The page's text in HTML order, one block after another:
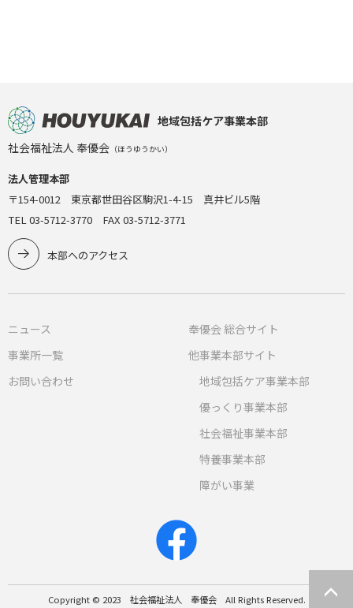
地域包括ケア事業本部
社会福祉法人 奉優会 （ほうゆうかい）
法人管理本部
〒154-0012 東京都世田谷区駒沢1-4-15 真井ビル5階
TEL 03-5712-3770 FAX 03-5712-3771
本部へのアクセス
ニュース
事業所一覧
お問い合わせ
奉優会 総合サイト
他事業本部サイト
地域包括ケア事業本部
優っくり事業本部
社会福祉事業本部
特養事業本部
障がい事業
Copyright © 2023 社会福祉法人 奉優会 All Rights Reserved.